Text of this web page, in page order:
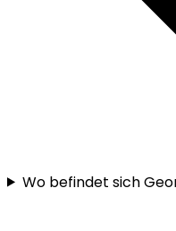
Wo befindet sich